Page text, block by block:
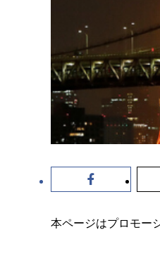
本ページはプロモー